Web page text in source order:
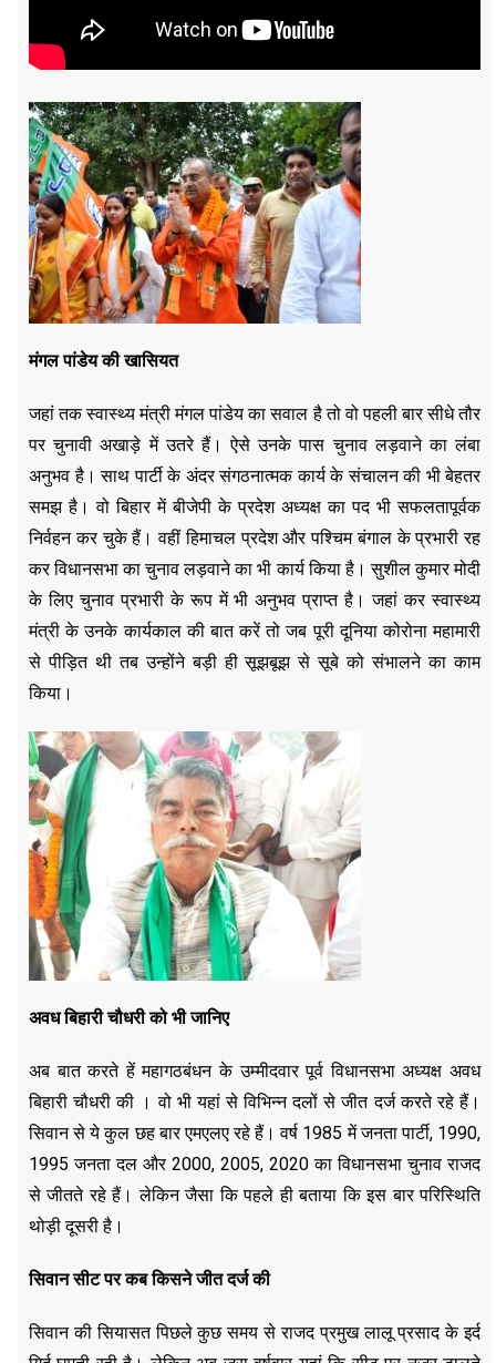
मंगल पांडेय की खासियत
जहां तक स्वास्थ्य मंत्री मंगल पांडेय का सवाल है तो वो पहली बार सीधे तौर
पर चुनावी अखाड़े में उतरे हैं। ऐसे उनके पास चुनाव लड़वाने का लंबा
अनुभव है। साथ पार्टी के अंदर संगठनात्मक कार्य के संचालन की भी बेहतर
समझ है। वो बिहार में बीजेपी के प्रदेश अध्यक्ष का पद भी सफलतापूर्वक
निर्वहन कर चुके हैं। वहीं हिमाचल प्रदेश और पश्चिम बंगाल के प्रभारी रह
कर विधानसभा का चुनाव लड़वाने का भी कार्य किया है। सुशील कुमार मोदी
के लिए चुनाव प्रभारी के रूप में भी अनुभव प्राप्त है। जहां कर स्वास्थ्य
मंत्री के उनके कार्यकाल की बात करें तो जब पूरी दूनिया कोरोना महामारी
से पीड़ित थी तब उन्होंने बड़ी ही सूझबूझ से सूबे को संभालने का काम
किया।
अवध बिहारी चौधरी को भी जानिए
अब बात करते हें महागठबंधन के उम्मीदवार पूर्व विधानसभा अध्यक्ष अवध
बिहारी चौधरी की । वो भी यहां से विभिन्न दलों से जीत दर्ज करते रहे हैं।
सिवान से ये कुल छह बार एमएलए रहे हैं। वर्ष 1985 में जनता पार्टी, 1990,
1995 जनता दल और 2000, 2005, 2020 का विधानसभा चुनाव राजद
से जीतते रहे हैं। लेकिन जैसा कि पहले ही बताया कि इस बार परिस्थिति
थोड़ी दूसरी है।
सिवान सीट पर कब किसने जीत दर्ज की
सिवान की सियासत पिछले कुछ समय से राजद प्रमुख लालू प्रसाद के इर्द